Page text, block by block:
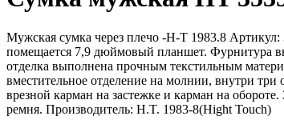
Мужская сумка через плечо -H-T 1983.8
помещается 7,9 дюймовый планшет. Фурнитура
отделка выполнена прочным текстильным
вместительное отделение на молнии, внутри
врезной карман на застежке и карман на
ремня. Производитель: H.T. 1983-8(Hight Touch)